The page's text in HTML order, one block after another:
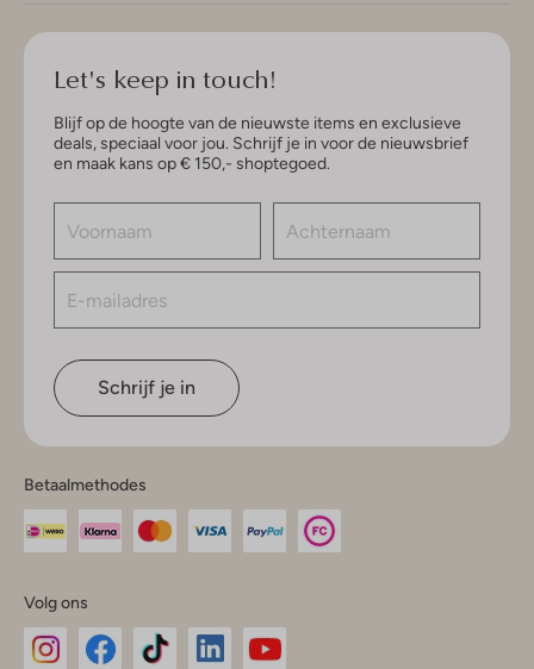
Let's keep in touch!
Blijf op de hoogte van de nieuwste items en exclusieve
deals, speciaal voor jou. Schrijf je in voor de nieuwsbrief
en maak kans op € 150,- shoptegoed.
Schrijf je in
Betaalmethodes
Volg ons